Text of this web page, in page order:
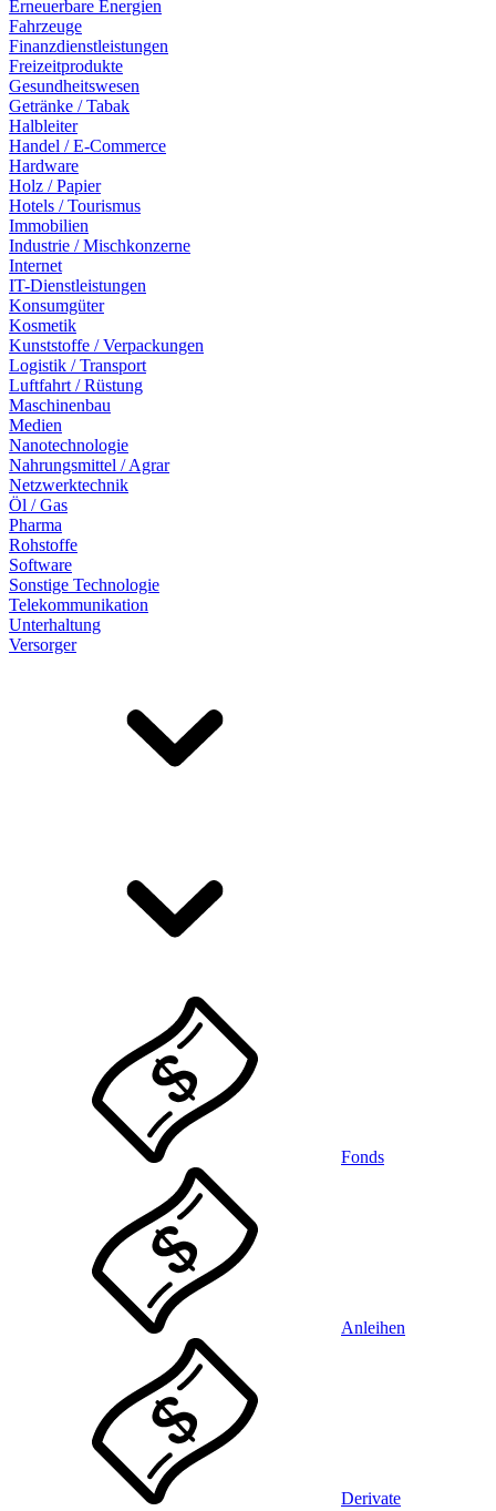
Erneuerbare Energien
Fahrzeuge
Finanzdienstleistungen
Freizeitprodukte
Gesundheitswesen
Getränke / Tabak
Halbleiter
Handel / E-Commerce
Hardware
Holz / Papier
Hotels / Tourismus
Immobilien
Industrie / Mischkonzerne
Internet
IT-Dienstleistungen
Konsumgüter
Kosmetik
Kunststoffe / Verpackungen
Logistik / Transport
Luftfahrt / Rüstung
Maschinenbau
Medien
Nanotechnologie
Nahrungsmittel / Agrar
Netzwerktechnik
Öl / Gas
Pharma
Rohstoffe
Software
Sonstige Technologie
Telekommunikation
Unterhaltung
Versorger
Fonds
Anleihen
Derivate